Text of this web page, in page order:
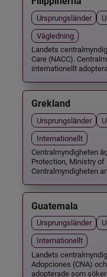
Ursprungsländer
Vägledning
Landets
Care (NACC).
internationellt
Grekland
Ursprungsländer
Internationellt
Centralmyndigheten
Protection, Ministry
Centralmyndigheten
Guatemala
Ursprungsländer
Internationellt
Landets
Adopciones (CNA)
adopterade som